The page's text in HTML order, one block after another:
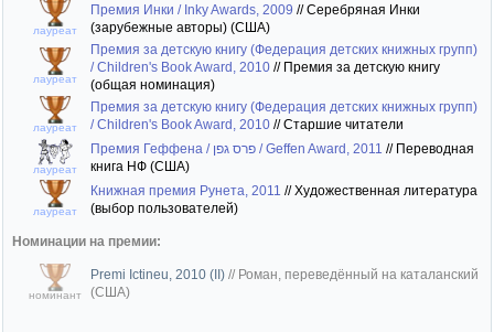
лауреат
Премия Инки / Inky Awards, 2009 //Серебряная Инки
(зарубежные авторы) (США)
лауреат
Премия за детскую книгу (Федерация детских книжных групп)
/ Children's Book Award, 2010 // Премия за детскую книгу
(общая номинация)
лауреат
Премия за детскую книгу (Федерация детских книжных групп)
/ Children's Book Award, 2010 //Старшие читатели
лауреат
Премия Геффена / פרס גפן / Geffen Award, 2011 // Переводная
книга НФ (США)
лауреат
Книжная премия Рунета, 2011 //Художественная литература
(выбор пользователей)
Номинации на премии:
номинант
Premi Ictineu, 2010 (II) // Роман, переведённый на каталанский
(США)